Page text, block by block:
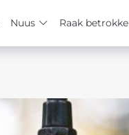
Nuus Raak betrokke